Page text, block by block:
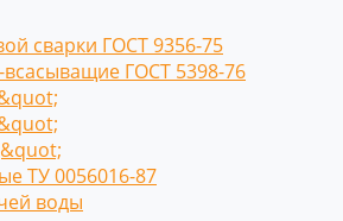
сварки ГОСТ 9356-75
ГОСТ 5398-76
ТУ 0056016-87
воды